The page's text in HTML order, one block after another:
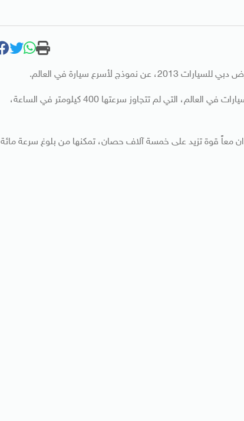
سيارة في العالم.
وتصل سرعة السيارة إلى 560 كيلومتراً في الساعة، مقارنة بأسرع السيارات في العالم، التي لم تتجاوز سرعتها 400 كيلومتر في الساعة،
رباعي، يولدان معاً قوة تزيد على خمسة آلاف حصان، تمكنها من بلوغ سرعة مائة